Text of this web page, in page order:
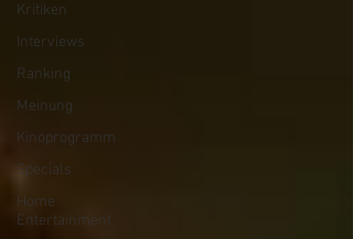
Kritiken
Interviews
Ranking
Meinung
Kinoprogramm
Specials
Home
Entertainment